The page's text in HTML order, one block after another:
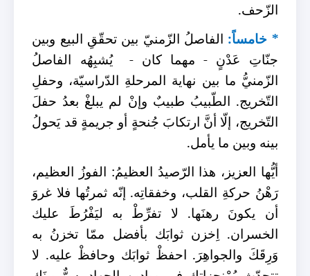
الزّحف.
* خامساً: الفاصلُ الزّمنيّ بين تحقّقِ البيع وبين
جنّاتِ عَدْنٍ - مهما كان -
يُشبِهُه الفاصلُ
الزّمنيُّ ما بين نهاية المرحلةِ الدّراسيّة، وحفلِ
التّخريج. الطّبيبُ طبيبٌ وإنْ لم يبلغْ بعدُ حفلَ
التّخريج، إلّا أنَّ ارتكابَ جُنحةٍ أو جريمةٍ قد يَحولُ
بينه وبين ما يأمل.
أيُّها العزيز، هذا الرّصيدُ العظيمُ: الفوزُ العظيم،
رَهْنُ حركةِ القلب، وخفقاتِه. إنّه ثمرتُها فلا غروَ
أن يكونَ رهنَها. لا تفرِّطْ به ليَفْرُطَ عليك
الخسران. اِخزن ثوابَك بأفضل ممّا تخزنُ به
وَرِقَكَ والجواهِرَ. احفظْ ثوابَك وحافظْ عليه. لا